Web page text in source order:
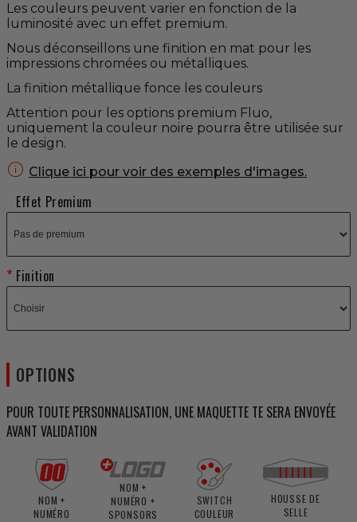
Les couleurs peuvent varier en fonction de la
luminosité avec un effet premium.
Nous déconseillons une finition en mat pour les
impressions chromées ou métalliques.
La finition métallique fonce les couleurs
Attention pour les options premium Fluo,
uniquement la couleur noire pourra être utilisée sur
le design.
 Clique ici pour voir des exemples d'images.
Effet Premium
Finition
OPTIONS
POUR TOUTE PERSONNALISATION, UNE MAQUETTE TE SERA ENVOYÉE
AVANT VALIDATION
NOM +
NUMÉRO
NOM +
NUMÉRO +
SPONSORS
SWITCH
COULEUR
HOUSSE DE
SELLE